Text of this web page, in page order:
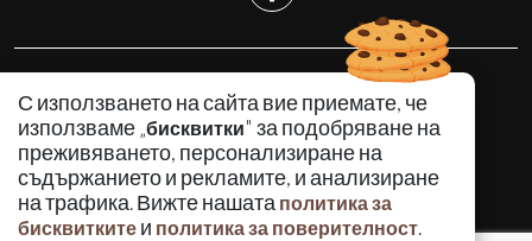
С използването на сайта вие приемате, че
използваме „бисквитки" за подобряване на
преживяването, персонализиране на
съдържанието и рекламите, и анализиране
на трафика. Вижте нашата политика за
бисквитките и политика за поверителност.
КРИМИНАЛНО
ИНЦИДЕНТИ
АНАЛИЗИ
ПО СВЕТА
ВОДЕЩИ ТЕМИ